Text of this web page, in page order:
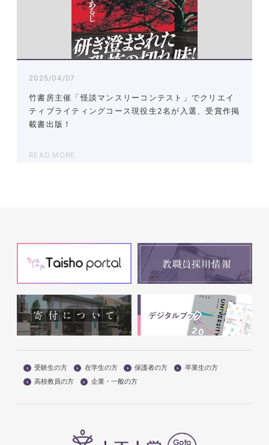
2025/04/07
竹書房主催「怪談マンスリーコンテスト」でクリエイ
ティブライティングコース現役生2名が入選、受賞作掲
載書出版！
READ MORE
受験生の方 在学生の方 保護者の方
卒業生の方
高校教員の方
企業・一般の方